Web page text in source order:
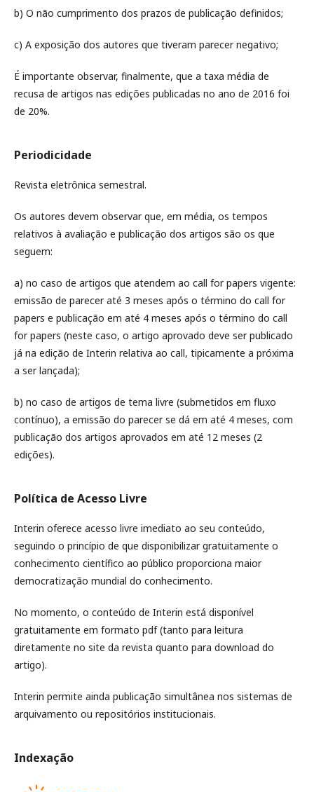
b) O não cumprimento dos prazos de publicação definidos;
c) A exposição dos autores que tiveram parecer negativo;
É importante observar, finalmente, que a taxa média de
recusa de artigos nas edições publicadas no ano de 2016 foi
de 20%.
Periodicidade
Revista eletrônica semestral.
Os autores devem observar que, em média, os tempos
relativos à avaliação e publicação dos artigos são os que
seguem:
a) no caso de artigos que atendem ao call for papers vigente:
emissão de parecer até 3 meses após o término do call for
papers e publicação em até 4 meses após o término do call
for papers (neste caso, o artigo aprovado deve ser publicado
já na edição de Interin relativa ao call, tipicamente a próxima
a ser lançada);
b) no caso de artigos de tema livre (submetidos em fluxo
contínuo), a emissão do parecer se dá em até 4 meses, com
publicação dos artigos aprovados em até 12 meses (2
edições).
Política de Acesso Livre
Interin oferece acesso livre imediato ao seu conteúdo,
seguindo o princípio de que disponibilizar gratuitamente o
conhecimento científico ao público proporciona maior
democratização mundial do conhecimento.
No momento, o conteúdo de Interin está disponível
gratuitamente em formato pdf (tanto para leitura
diretamente no site da revista quanto para download do
artigo).
Interin permite ainda publicação simultânea nos sistemas de
arquivamento ou repositórios institucionais.
Indexação